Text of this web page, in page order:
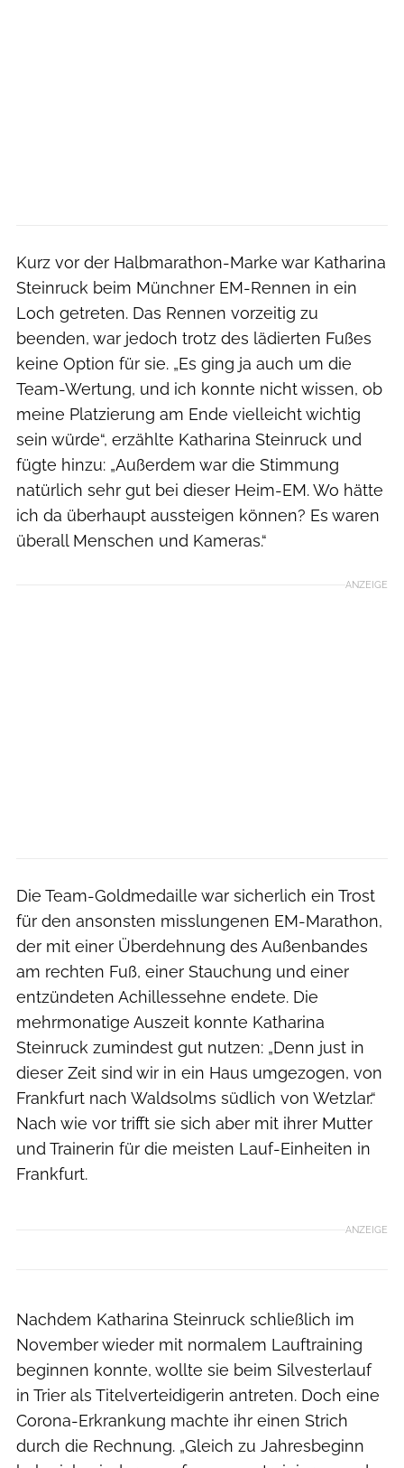
Kurz vor der Halbmarathon-Marke war Katharina
Steinruck beim Münchner EM-Rennen in ein
Loch getreten. Das Rennen vorzeitig zu
beenden, war jedoch trotz des lädierten Fußes
keine Option für sie. „Es ging ja auch um die
Team-Wertung, und ich konnte nicht wissen, ob
meine Platzierung am Ende vielleicht wichtig
sein würde“, erzählte Katharina Steinruck und
fügte hinzu: „Außerdem war die Stimmung
natürlich sehr gut bei dieser Heim-EM. Wo hätte
ich da überhaupt aussteigen können? Es waren
überall Menschen und Kameras.“
ANZEIGE
Die Team-Goldmedaille war sicherlich ein Trost
für den ansonsten misslungenen EM-Marathon,
der mit einer Überdehnung des Außenbandes
am rechten Fuß, einer Stauchung und einer
entzündeten Achillessehne endete. Die
mehrmonatige Auszeit konnte Katharina
Steinruck zumindest gut nutzen: „Denn just in
dieser Zeit sind wir in ein Haus umgezogen, von
Frankfurt nach Waldsolms südlich von Wetzlar.“
Nach wie vor trifft sie sich aber mit ihrer Mutter
und Trainerin für die meisten Lauf-Einheiten in
Frankfurt.
ANZEIGE
Nachdem Katharina Steinruck schließlich im
November wieder mit normalem Lauftraining
beginnen konnte, wollte sie beim Silvesterlauf
in Trier als Titelverteidigerin antreten. Doch eine
Corona-Erkrankung machte ihr einen Strich
durch die Rechnung. „Gleich zu Jahresbeginn